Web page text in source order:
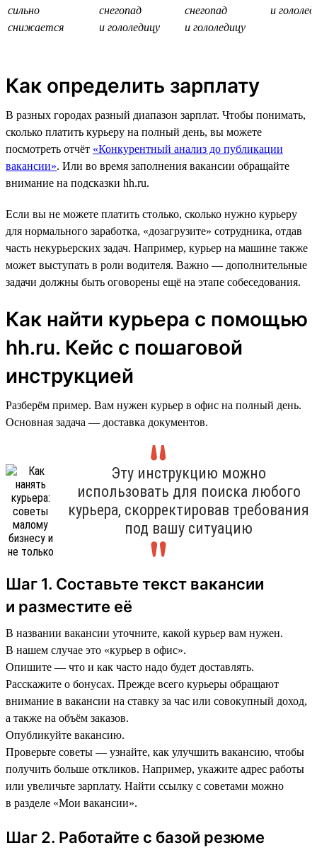
сильно
снижается
снегопад
и гололедицу
снегопад
и гололедицу
и
Как определить зарплату
В разных городах разный диапазон зарплат. Чтобы понимать,
сколько платить курьеру на полный день, вы можете
посмотреть отчёт «Конкурентный анализ до публикации
вакансии». Или во время заполнения вакансии обращайте
внимание на подсказки hh.ru.
Если вы не можете платить столько, сколько нужно курьеру
для нормального заработка, «дозагрузите» сотрудника, отдав
часть некурьерских задач. Например, курьер на машине также
может выступать в роли водителя. Важно — дополнительные
задачи должны быть оговорены ещё на этапе собеседования.
Как найти курьера с помощью
hh.ru. Кейс с пошаговой
инструкцией
Разберём пример. Вам нужен курьер в офис на полный день.
Основная задача — доставка документов.
Эту инструкцию можно
использовать для поиска любого
курьера, скорректировав требования
под вашу ситуацию
Шаг 1. Составьте текст вакансии
и разместите её
В названии вакансии уточните, какой курьер вам нужен.
В нашем случае это «курьер в офис».
Опишите — что и как часто надо будет доставлять.
Расскажите о бонусах. Прежде всего курьеры обращают
внимание в вакансии на ставку за час или совокупный доход,
а также на объём заказов.
Опубликуйте вакансию.
Проверьте советы — узнайте, как улучшить вакансию, чтобы
получить больше откликов. Например, укажите адрес работы
или увеличьте зарплату. Найти ссылку с советами можно
в разделе «Мои вакансии».
Шаг 2. Работайте с базой резюме